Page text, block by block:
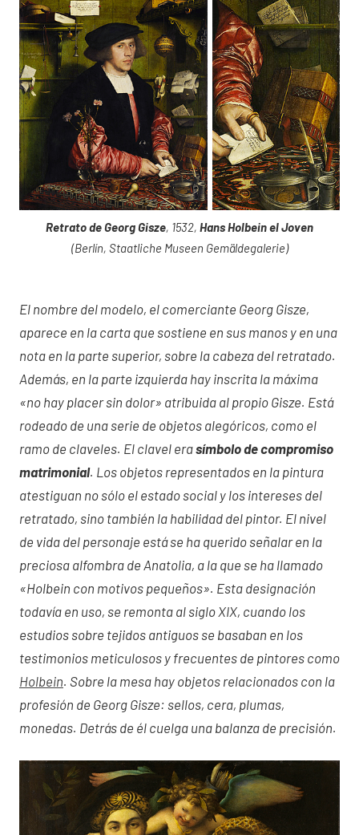
Retrato de Georg Gisze, 1532, Hans Holbein el Joven
(Berlín, Staatliche Museen Gemäldegalerie)
El nombre del modelo, el comerciante Georg Gisze,
aparece en la carta que sostiene en sus manos y en una
nota en la parte superior, sobre la cabeza del retratado.
Además, en la parte izquierda hay inscrita la máxima
«no hay placer sin dolor» atribuida al propio Gisze. Está
rodeado de una serie de objetos alegóricos, como el
ramo de claveles. El clavel erasímbolo de compromiso
matrimonial. Los objetos representados en la pintura
atestiguan no sólo el estado social y los intereses del
retratado, sino también la habilidad del pintor. El nivel
de vida del personaje está se ha querido señalar en la
preciosa alfombra de Anatolia, a la que se ha llamado
«Holbein con motivos pequeños». Esta designación
todavía en uso, se remonta al siglo XIX, cuando los
estudios sobre tejidos antiguos se basaban en los
testimonios meticulosos y frecuentes de pintores como
Holbein. Sobre la mesa hay objetos relacionados con la
profesión de Georg Gisze: sellos, cera, plumas,
monedas. Detrás de él cuelga una balanza de precisión.